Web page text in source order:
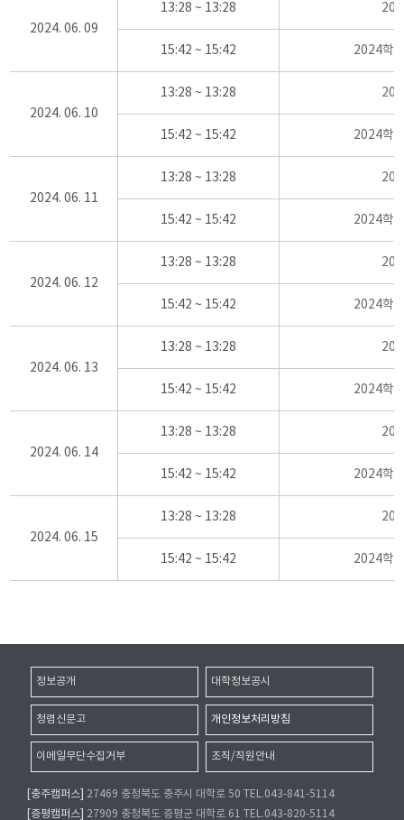
2024. 06. 09
13:28 ~ 13:28
15:42 ~ 15:42 2024학
2024. 06. 10
13:28 ~ 13:28
15:42 ~ 15:42 2024학
2024. 06. 11
13:28 ~ 13:28
15:42 ~ 15:42 2024학
2024. 06. 12
13:28 ~ 13:28
15:42 ~ 15:42 2024학
2024. 06. 13
13:28 ~ 13:28
15:42 ~ 15:42 2024학
2024. 06. 14
13:28 ~ 13:28
15:42 ~ 15:42 2024학
2024. 06. 15
13:28 ~ 13:28
15:42 ~ 15:42 2024학
정보공개 대학정보공시
청렴신문고 개인정보처리방침
이메일무단수집거부 조직/직원안내
[충주캠퍼스]
27469 충청북도 충주시 대학로 50 TEL.043-841-5114
[증평캠퍼스]
27909 충청북도 증평군 대학로 61 TEL.043-820-5114